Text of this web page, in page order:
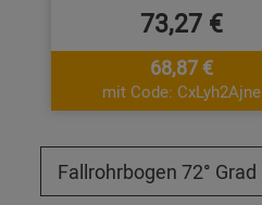
73,27 €
68,87 €
mit Code: CxLyh2Ajne
Fallrohrbogen 72° Grad